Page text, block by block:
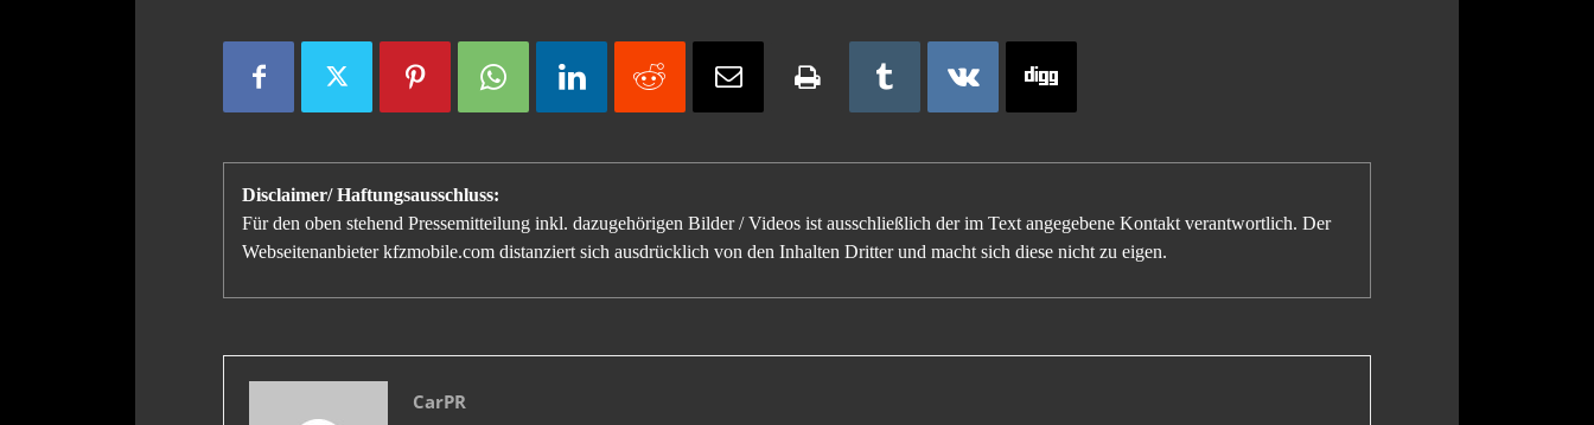
Disclaimer/ Haftungsausschluss:
Für den oben stehend Pressemitteilung inkl. dazugehörigen Bilder / Videos ist ausschließlich der im Text angegebene Kontakt verantwortlich. Der
Webseitenanbieter kfzmobile.com distanziert sich ausdrücklich von den Inhalten Dritter und macht sich diese nicht zu eigen.
CarPR